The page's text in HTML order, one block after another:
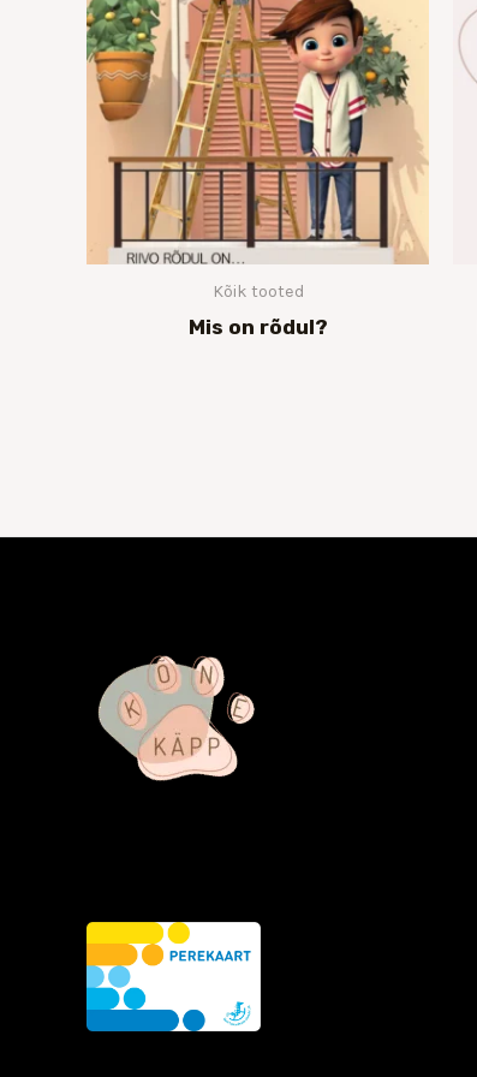
Kõik tooted
Mis on rõdul?